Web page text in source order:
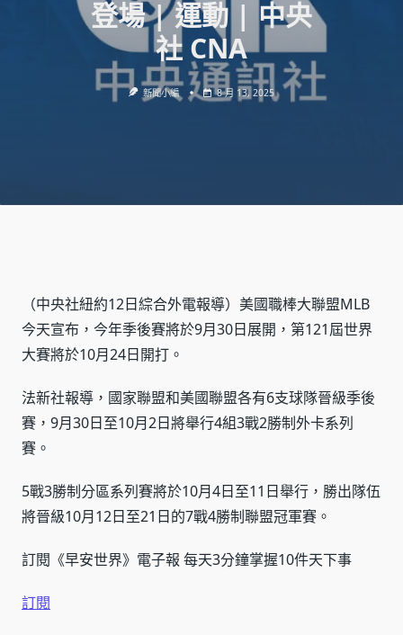
登場 | 運動 | 中央
社 CNA
新聞小編 8 月 13, 2025
（中央社紐約12日綜合外電報導）美國職棒大聯盟MLB
今天宣布，今年季後賽將於9月30日展開，第121屆世界
大賽將於10月24日開打。
法新社報導，國家聯盟和美國聯盟各有6支球隊晉級季後
賽，9月30日至10月2日將舉行4組3戰2勝制外卡系列
賽。
5戰3勝制分區系列賽將於10月4日至11日舉行，勝出隊伍
將晉級10月12日至21日的7戰4勝制聯盟冠軍賽。
訂閱《早安世界》電子報 每天3分鐘掌握10件天下事
訂閱